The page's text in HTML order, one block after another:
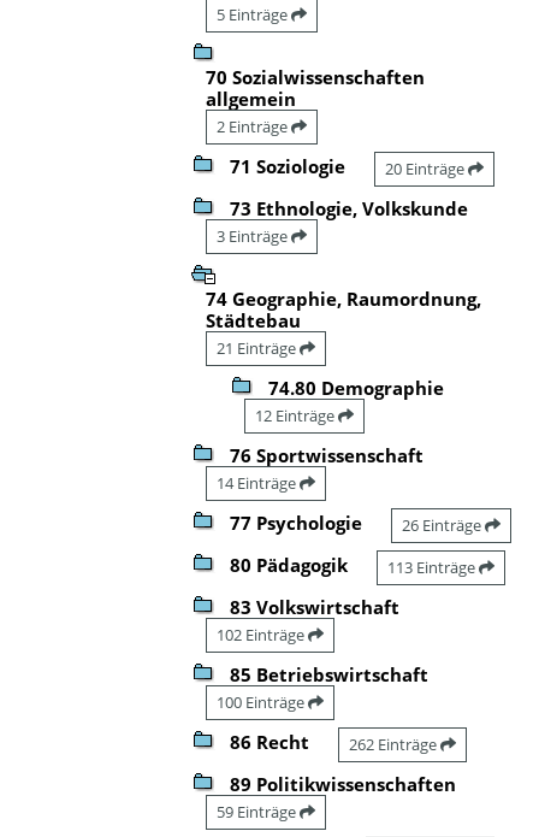
5 Einträge
70 Sozialwissenschaften
allgemein
2 Einträge
71 Soziologie 20 Einträge
73 Ethnologie, Volkskunde
3 Einträge
74 Geographie, Raumordnung,
Städtebau
21 Einträge
74.80 Demographie
12 Einträge
76 Sportwissenschaft
14 Einträge
77 Psychologie 26 Einträge
80 Pädagogik 113 Einträge
83 Volkswirtschaft
102 Einträge
85 Betriebswirtschaft
100 Einträge
86 Recht 262 Einträge
89 Politikwissenschaften
59 Einträge